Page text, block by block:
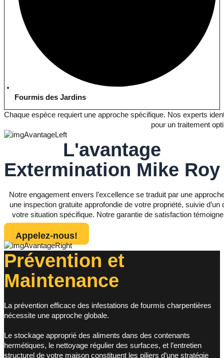
Fourmis des Jardins
Chaque espèce requiert une approche spécifique. Nos experts
pour un traitement
L'avantage
Extermination Mike Roy
Notre engagement envers l’excellence se traduit par une
une inspection gratuite approfondie de votre propriété, suivie
votre situation spécifique. Notre garantie de satisfaction
Appelez-nous!
Prévention et
Maintenance
La prévention efficace des infestations de fourmis charpentières
nécessite une approche globale.
Le stockage approprié des aliments dans des contenants
hermétiques, le nettoyage régulier des surfaces, et l’entretien
structurel de votre maison constituent les piliers d’une stratégie